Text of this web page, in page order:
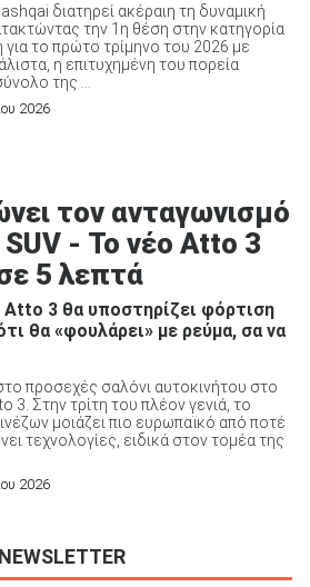
διατηρεί ακέραιη τη δυναμική
την 1η θέση στην κατηγορία
το πρώτο τρίμηνο του 2026 με
η επιτυχημένη του πορεία
της ...
2026
τον ανταγωνισμό
- Το νέο Atto 3
5 λεπτά
Atto 3 θα υποστηρίζει φόρτιση
θα «φουλάρει» με ρεύμα, σα να
προσεχές σαλόνι αυτοκινήτου στο
3. Στην τρίτη του πλέον γενιά, το
μοιάζει πιο ευρωπαϊκό από ποτέ
τεχνολογίες, ειδικά στον τομέα της
2026
NEWSLETTER